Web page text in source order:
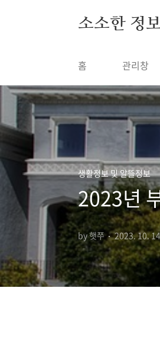
소소한 정
홈 관리창
생활정보 및 알뜰정보
2023년
by 햇쭈 2023. 10.